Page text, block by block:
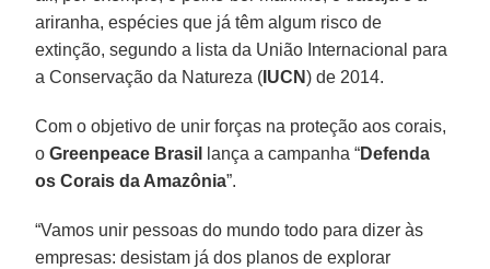
ariranha, espécies que já têm algum risco de
extinção, segundo a lista da União Internacional para
a Conservação da Natureza ( IUCN) de 2014.
Com o objetivo de unir forças na proteção aos corais,
oGreenpeace Brasil lança a campanha “Defenda
os Corais da Amazônia”.
“Vamos unir pessoas do mundo todo para dizer às
empresas: desistam já dos planos de explorar